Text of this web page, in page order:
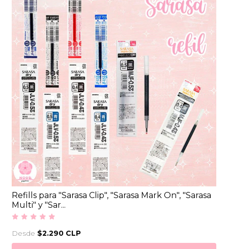
Refills para "Sarasa Clip", "Sarasa Mark On", "Sarasa
Multi" y "Sar...
Desde $2.290 CLP